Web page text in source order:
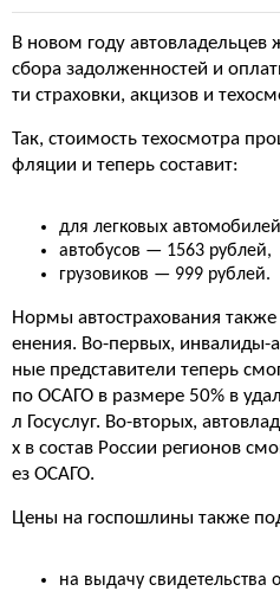
В новом году автовладельцев
сбора задолженностей и
ти страховки, акцизов и
Так, стоимость техосмотра
фляции и теперь составит:
для легковых
автобусов — 1563 рублей,
грузовиков — 999 рублей.
Нормы автострахования
енения. Во-первых, инвалиды-
ные представители теперь
по ОСАГО в размере 50% в
л Госуслуг. Во-вторых,
х в состав России регионов
ез ОСАГО.
Цены на госпошлины также
на выдачу свидетельства